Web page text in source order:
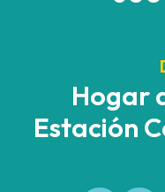
Hogar
Estación